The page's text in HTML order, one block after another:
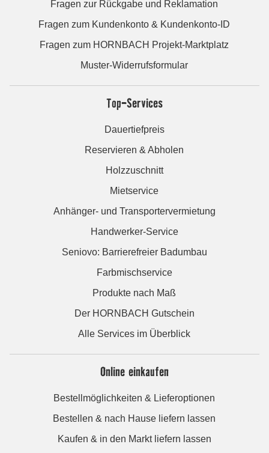
Fragen zur Rückgabe und Reklamation
Fragen zum Kundenkonto & Kundenkonto-ID
Fragen zum HORNBACH Projekt-Marktplatz
Muster-Widerrufsformular
Top-Services
Dauertiefpreis
Reservieren & Abholen
Holzzuschnitt
Mietservice
Anhänger- und Transportervermietung
Handwerker-Service
Seniovo: Barrierefreier Badumbau
Farbmischservice
Produkte nach Maß
Der HORNBACH Gutschein
Alle Services im Überblick
Online einkaufen
Bestellmöglichkeiten & Lieferoptionen
Bestellen & nach Hause liefern lassen
Kaufen & in den Markt liefern lassen